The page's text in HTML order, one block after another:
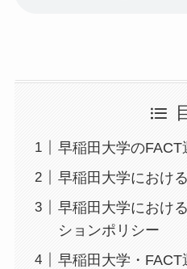
早稲田大学のFACT
早稲田大学におけ
早稲田大学におけ
ションポリシー
早稲田大学・